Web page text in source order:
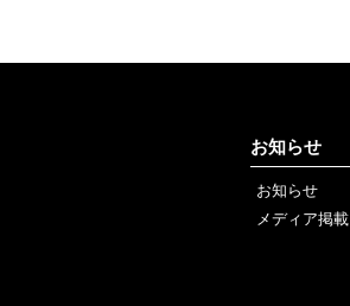
お知らせ
お知らせ
メディア掲載